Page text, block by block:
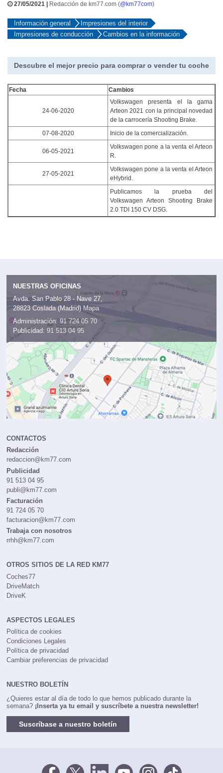
27/05/2021 | Redacción de km77.com (@km77com)
Información general
Impresiones del interior
Impresiones de conducción
Cambios en la información
Descubre el mejor precio para comprar o vender tu coche
Fecha Cambios
24-06-2020
Volkswagen presenta el la gama
Arteon 2021 con la principal novedad
de la carrocería Shooting Brake.
07-08-2020
Inicio de la comercialización.
06-05-2021
Volkswagen pone a la venta el Arteon
R.
27-05-2021
Volkswagen pone a la venta el Arteon
eHybrid.
Publicamos la prueba del
Volkswagen Arteon Shooting Brake
2.0 TDI 150 CV DSG.
NUESTRAS OFICINAS
Avda. San Pablo 28 - Nave 27,
28823 Coslada (Madrid) Mapa
Administración: 91 724 05 70
Publicidad: 91 513 04 95
CONTACTOS
Redacción
redaccion@km77.com
Publicidad
91 513 04 95
publi@km77.com
Facturación
91 724 05 70
facturacion@km77.com
Trabaja con nosotros
rrhh@km77.com
OTROS SITIOS DE LA RED KM77
Coches77
DriveMatch
DriveK
ASPECTOS LEGALES
Política de cookies
Condiciones Legales
Política de privacidad
Cambiar preferencias de privacidad
NUESTRO BOLETÍN
¿Quieres estar al día de todo lo que hemos publicado durante la
semana? ¡Inserta ya tu email y suscríbete a nuestra newsletter!
Suscríbase a nuestro boletín